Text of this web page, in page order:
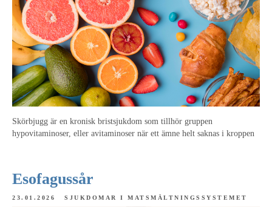
Skörbjugg är en kronisk bristsjukdom som tillhör gruppen
hypovitaminoser, eller avitaminoser när ett ämne helt saknas i kroppen
Esofagussår
23.01.2026 SJUKDOMAR I MATSMÄLTNINGSSYSTEMET